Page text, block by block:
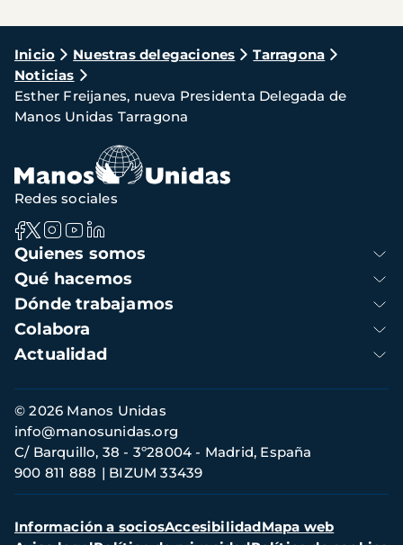
Ruta
de
navegación
Inicio Nuestras delegaciones
Tarragona
Noticias
Esther Freijanes, nueva Presidenta Delegada de
Manos Unidas Tarragona
Navegación
principal
Quienes somos
Qué hacemos
Dónde trabajamos
Colabora
Actualidad
Redes sociales
Información
de
contacto
© 2026 Manos Unidas
C/ Barquillo, 38 - 3º28004 - Madrid, España
900 811 888
BIZUM 33439
info@manosunidas.org
Menú
Información a sociosAccesibilidadMapa web